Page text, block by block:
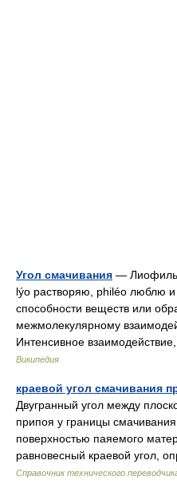
Угол смачивания —
lýo растворяю, philéo люблю и
способности веществ или
межмолекулярному
Интенсивное
Википедия
краевой угол смачивания
Двугранный угол между
припоя у границы
поверхностью паяемого
равновесный краевой угол,
Справочник технического